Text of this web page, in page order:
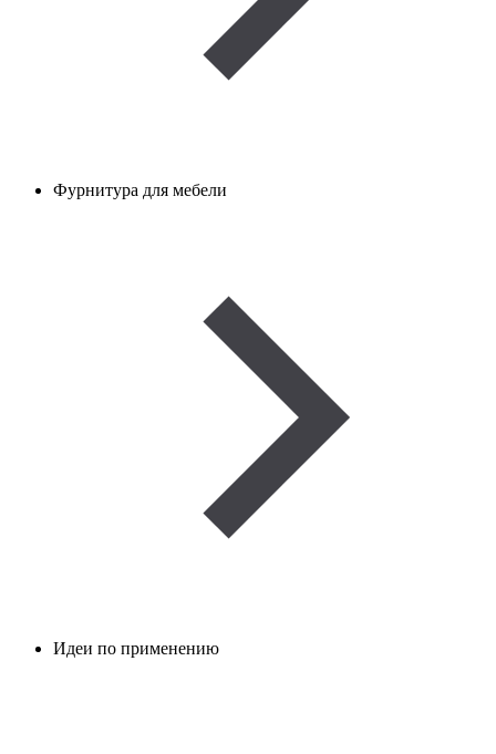
Фурнитура для мебели
Идеи по применению